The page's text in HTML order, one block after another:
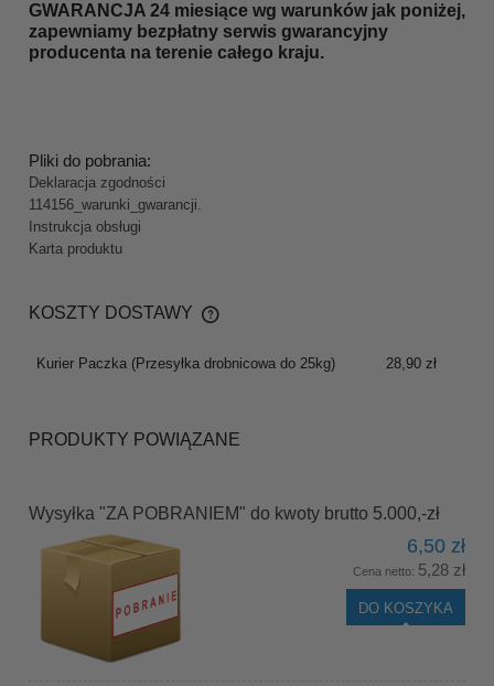
GWARANCJA 24 miesiące wg warunków jak poniżej,
zapewniamy bezpłatny serwis gwarancyjny
producenta na terenie całego kraju.
Pliki do pobrania:
Deklaracja zgodności
114156_warunki_gwarancji.
Instrukcja obsługi
Karta produktu
KOSZTY DOSTAWY
CENA NIE ZAWIERA EWENTUALNYCH KOSZTÓW
Kurier Paczka(Przesyłka drobnicowa do 25kg) 28,90 zł
PRODUKTY POWIĄZANE
Wysyłka "ZA POBRANIEM" do kwoty brutto 5.000,-zł
6,50 zł
Cena netto: 5,28 zł
DO KOSZYKA